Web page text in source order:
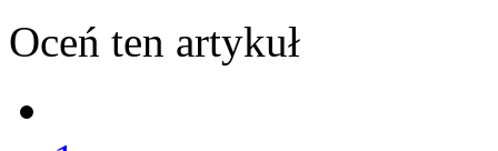
Oceń ten artykuł